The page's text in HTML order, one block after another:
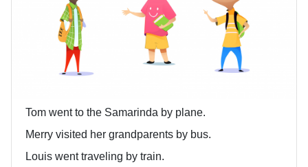
Tom went to the Samarinda by plane.
Merry visited her grandparents by bus.
Louis went traveling by train.